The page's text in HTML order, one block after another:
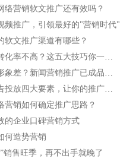
络营销软文推广还有效吗？
频推广，引领最好的"营销时代"
软文推广渠道有哪些？
营销软文转化率不高？这五大技巧你一定要知道
品牌网络形象差？新闻营销推广已成品牌提升利器
信息流广告投放四大要素，让你的推广效果事半功倍！
营销如何确定推广思路？
的企业口碑营销方式
何造势营销
销售旺季，再不出手就晚了